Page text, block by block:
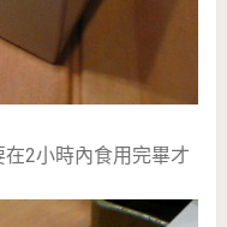
2小時內食用完畢才